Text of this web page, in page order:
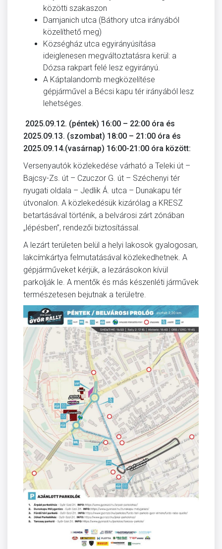
közötti szakaszon
Damjanich utca (Báthory utca irányából
közelíthető meg)
Községház utca egyirányúsítása
ideiglenesen megváltoztatásra kerül: a
Dózsa rakpart felé lesz egyirányú.
A Káptalandomb megközelítése
gépjárművel a Bécsi kapu tér irányából lesz
lehetséges.
2025.09.12. (péntek) 16:00 – 22:00 óra és
2025.09.13. (szombat) 18:00 – 21:00 óra és
2025.09.14.(vasárnap) 16:00-21:00 óra között:
Versenyautók közlekedése várható a Teleki út –
Bajcsy-Zs. út – Czuczor G. út – Széchenyi tér
nyugati oldala – Jedlik Á. utca – Dunakapu tér
útvonalon. A közlekedésük kizárólag a KRESZ
betartásával történik, a belvárosi zárt zónában
„lépésben”, rendezői biztosítással.
A lezárt területen belül a helyi lakosok gyalogosan,
lakcímkártya felmutatásával közlekedhetnek. A
gépjárműveket kérjük, a lezárásokon kívül
parkolják le. A mentők és más készenléti járművek
természetesen bejutnak a területre.